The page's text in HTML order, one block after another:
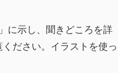
に示し、聞きどころを詳
ださい。イラストを使っ